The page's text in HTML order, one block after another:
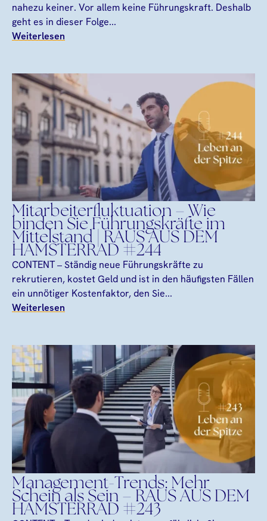
nahezu keiner. Vor allem keine Führungskraft. Deshalb
geht es in dieser Folge...
Weiterlesen
Mitarbeiterfluktuation – Wie
binden Sie Führungskräfte im
Mittelstand | RAUS AUS DEM
HAMSTERRAD #244
CONTENT – Ständig neue Führungskräfte zu
rekrutieren, kostet Geld und ist in den häufigsten Fällen
ein unnötiger Kostenfaktor, den Sie...
Weiterlesen
Management-Trends: Mehr
Schein als Sein – RAUS AUS DEM
HAMSTERRAD #243